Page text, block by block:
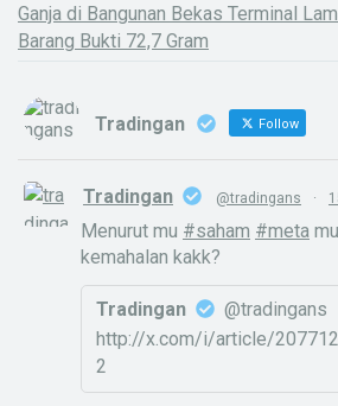
Ganja di Bangunan Bekas Terminal
Barang Bukti 72,7 Gram
Tradingan Follow
Tradingan @tradingans ·
Menurut mu #saham #meta
kemahalan kakk?
Tradingan
@tradingans
http://x.com/i/article/
2